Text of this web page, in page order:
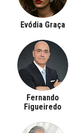
Evódia Graça
Fernando
Figueiredo